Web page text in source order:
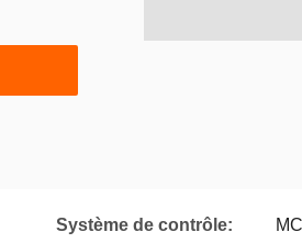
Système de contrôle: